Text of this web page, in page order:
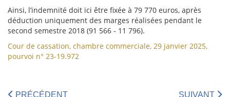
Ainsi, l’indemnité doit ici être fixée à 79 770 euros, après
déduction uniquement des marges réalisées pendant le
second semestre 2018 (91 566 - 11 796).
Cour de cassation, chambre commerciale, 29 janvier 2025,
pourvoi n° 23-19.972
PRÉCÉDENT SUIVANT